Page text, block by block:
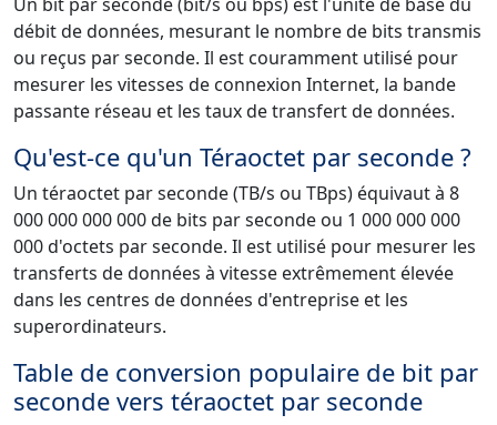
débit de données, mesurant le nombre de bits transmis
ou reçus par seconde. Il est couramment utilisé pour
mesurer les vitesses de connexion Internet, la bande
passante réseau et les taux de transfert de données.
Qu'est-ce qu'un Téraoctet par seconde ?
Un téraoctet par seconde (TB/s ou TBps) équivaut à 8
000 000 000 000 de bits par seconde ou 1 000 000 000
000 d'octets par seconde. Il est utilisé pour mesurer les
transferts de données à vitesse extrêmement élevée
dans les centres de données d'entreprise et les
superordinateurs.
Table de conversion populaire de bit par
seconde vers téraoctet par seconde